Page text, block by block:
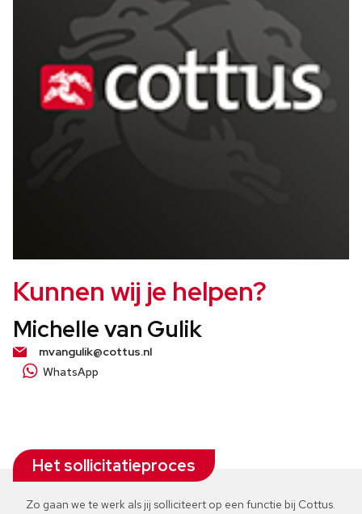
Kunnen wij je helpen?
Michelle van Gulik
mvangulik@cottus.nl
WhatsApp
Het sollicitatieproces
Zo gaan we te werk als jij solliciteert op een functie bij Cottus.